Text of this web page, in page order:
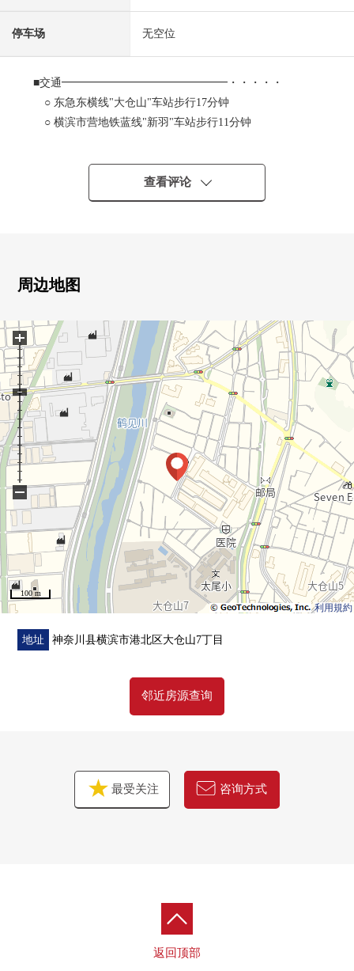
停车场 无空位
■交通━━━━━━━━━━━━━━━・・・・・
○ 东急东横线"大仓山"车站步行17分钟
○ 横滨市营地铁蓝线"新羽"车站步行11分钟
■ 推荐焦点━━━━━━━━━━━━━━━・・・・・
○ 实际使用面积：68.80m2，3LDK住戸
○ 是大仓山区域的令和3年築的Mansion
○ 南西
○ 2个地方步入式衣帽间收纳丰富的房型
○ 有浴室烘干机的，甚至雨天放心
○ 保护舒适的生活的防盗门的
○ 有住戸別的智能快递柜，行李甚至能收到外出中
○ 也在如果到太尾小学校步行4分钟孩子的上学放心
■ LIFE信息━━━━━━━━━━━━━━━・・・・・
○ 太尾小学校…约300m(步行4分钟)
○ 概要中学…约1100m(步行14分钟)
○ 太尾郵便局…约270m(步行4分钟)
○ 镜子公园…约280m(步行4分钟)
○ 7-Eleven横滨太尾町商店…约550m(步行7分钟)
○ 太尾公園…约550m(步行7分钟)
○ 中森皮fu科诊所…约650m(步行9分钟)
○ LIFE大仓山商店…约750m(步行10分钟)
○ 杉药房大仓山商店…约700m(步行9分钟)
○ 大仓山滚基内科…约700m(步行9分钟)
○ 古斯特码头北新羽商店…约700m(步行9分钟)
○ 太尾南公園…约1000m(步行13分钟)
○ 约克市场大仓山商店…约1100m(步行14分钟)
查看评论
周边地图
利用規約
100 m
+
−
地址 神奈川县横滨市港北区大仓山7丁目
邻近房源查询
最受关注 咨询方式
返回顶部